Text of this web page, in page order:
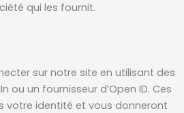
qui les fournit.
sur notre site en utilisant des
ou un fournisseur d’Open ID. Ces
votre identité et vous donneront